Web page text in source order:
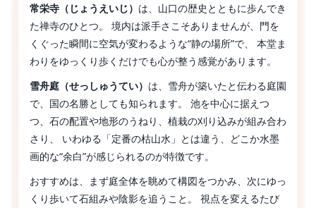
常栄寺（じょうえいじ） は、山口の歴史とともに歩んでき
た禅寺のひとつ。 境内は派手さこそありませんが、門を
くぐった瞬間に空気が変わるような“静の場所”で、 本堂ま
わりをゆっくり歩くだけでも心が整う感覚があります。
雪舟庭（せっしゅうてい） は、雪舟が築いたと伝わる庭園
で、国の名勝としても知られます。 池を中心に据えつ
つ、石の配置や地形のうねり、植栽の刈り込みが組み合わ
さり、 いわゆる「定番の枯山水」とは違う、どこか水墨
画的な“余白”が感じられるのが特徴です。
おすすめは、まず庭全体を眺めて構図をつかみ、次にゆっ
くり歩いて石組みや陰影を追うこと。 視点を変えるたび